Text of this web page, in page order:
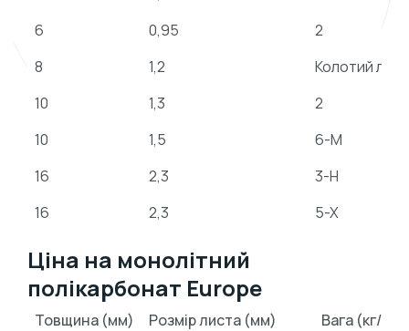
6
0,95
2
8
1,2
Колотий лід*
10
1,3
2
10
1,5
6-M
16
2,3
3-H
16
2,3 5-X
Ціна на монолітний
полікарбонат Europe
Товщина (мм) Розмір листа (мм)
Вага (кг/